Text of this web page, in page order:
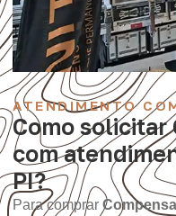
ATENDIMENTO
Como solicitar
com
PI?
Para comprar